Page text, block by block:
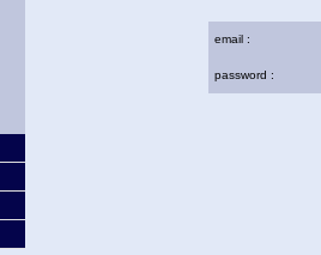
email :
password :